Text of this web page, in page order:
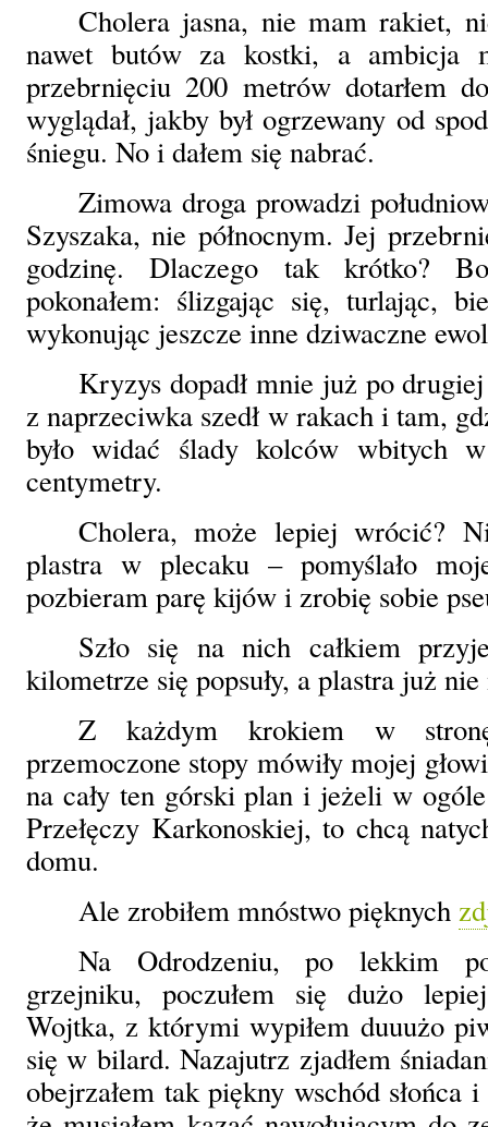
Cholera jasna, nie mam rakiet,
nawet butów za kostki, a ambicja
przebrnięciu 200 metrów dotarłem
wyglądał, jakby był ogrzewany od
śniegu. No i dałem się nabrać.
Zimowa droga prowadzi
Szyszaka, nie północnym. Jej
godzinę. Dlaczego tak krótko?
pokonałem: ślizgając się, turlając,
wykonując jeszcze inne dziwaczne
Kryzys dopadł mnie już po
z naprzeciwka szedł w rakach i tam,
było widać ślady kolców wbitych
centymetry.
Cholera, może lepiej wrócić?
plastra w plecaku – pomyślało
pozbieram parę kijów i zrobię sobie
Szło się na nich całkiem
kilometrze się popsuły, a plastra już nie
Z każdym krokiem w
przemoczone stopy mówiły mojej
na cały ten górski plan i jeżeli w
Przełęczy Karkonoskiej, to chcą
domu.
Ale zrobiłem mnóstwo pięknych
Na Odrodzeniu, po lekkim
grzejniku, poczułem się dużo
Wojtka, z którymi wypiłem duuużo
się w bilard. Nazajutrz zjadłem
obejrzałem tak piękny wschód słońca